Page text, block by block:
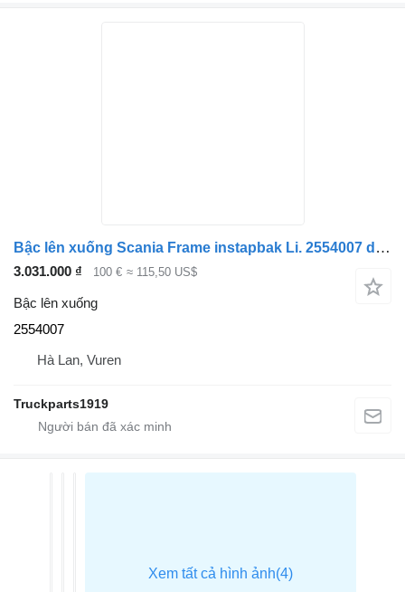
Bậc lên xuống Scania Frame instapbak Li. 2554007 dành cho xe tải
3.031.000 ₫ 100 € ≈ 115,50 US$
Bậc lên xuống
2554007
Hà Lan, Vuren
Truckparts1919